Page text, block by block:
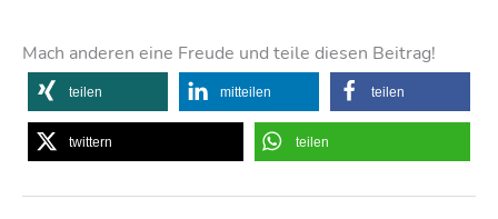
Mach anderen eine Freude und teile diesen Beitrag!
teilen mitteilen teilen
twittern teilen